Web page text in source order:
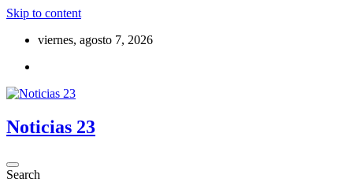
Skip to content
viernes, agosto 7, 2026
Noticias 23
Search